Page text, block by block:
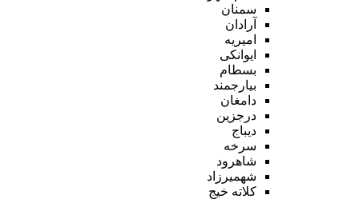
سمنان
آرادان
امیریه
ایوانکی
بسطام
بیارجمند
دامغان
درجزین
دیباج
سرخه
شاهرود
شهمیرزاد
کلاته خیج